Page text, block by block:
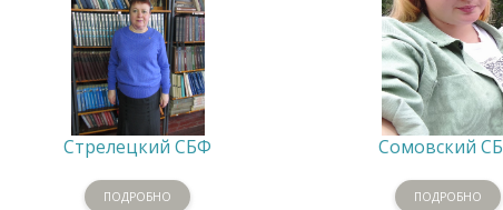
Стрелецкий СБФ
ПОДРОБНО
Сомовский
ПОДРОБНО